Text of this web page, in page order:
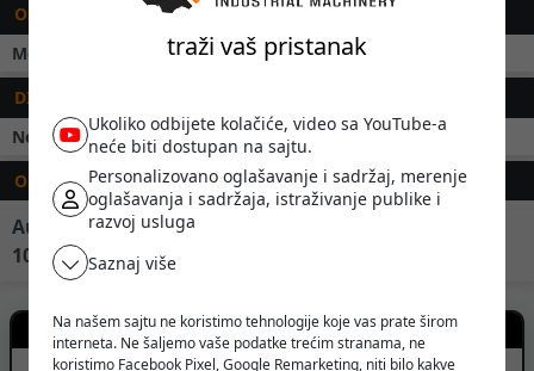
traži vaš pristanak
Ukoliko odbijete kolačiće, video sa YouTube-a
neće biti dostupan na sajtu.
Personalizovano oglašavanje i sadržaj, merenje
oglašavanja i sadržaja, istraživanje publike i
razvoj usluga
Saznaj više
Na našem sajtu ne koristimo tehnologije koje vas prate širom
interneta. Ne šaljemo vaše podatke trećim stranama, ne
koristimo Facebook Pixel, Google Remarketing, niti bilo kakve
OSNOVNI PODACI
Model:
Wanderer
DIMENZIJE
Neto težina:
2500 kg
OPIS
Automatski posmak u svim pravcima.hod Pinole
100mm.moze da radi kao stubna brusilica.
Kontakt prodavca